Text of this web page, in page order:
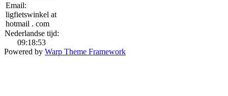
Email:
ligfietswinkel at
hotmail . com
Nederlandse tijd:
09:18:53
Powered by Warp Theme Framework